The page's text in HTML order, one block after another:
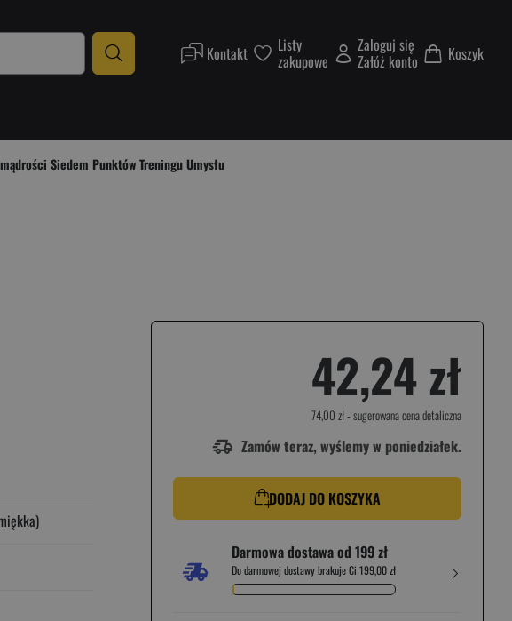
Kontakt Listy
zakupowe
Zaloguj się
Załóż konto Koszyk
Siedem Punktów Treningu Umysłu
42,24 zł
74,00 zł- sugerowana cena detaliczna
Zamów teraz, wyślemy w poniedziałek.
DODAJ DO KOSZYKA
Darmowa dostawa od 199 zł
Do darmowej dostawy brakuje Ci 199,00 zł